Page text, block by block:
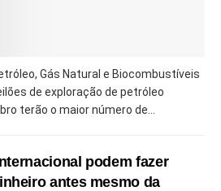
Gás Natural e Biocombustíveis
de exploração de petróleo
terão o maior número de...
podem fazer
antes mesmo da